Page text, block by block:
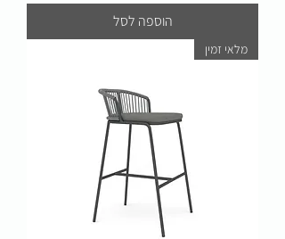
הוספה לסל
מלאי זמין